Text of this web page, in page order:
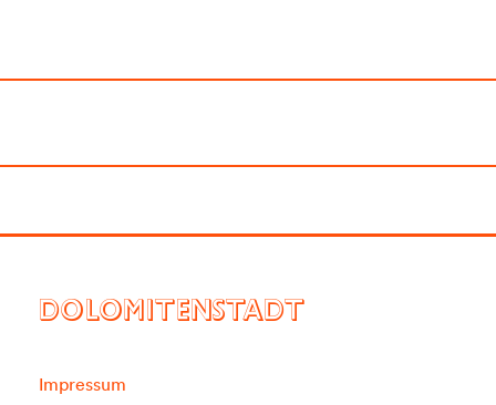
DOLOMITENSTADT
Impressum